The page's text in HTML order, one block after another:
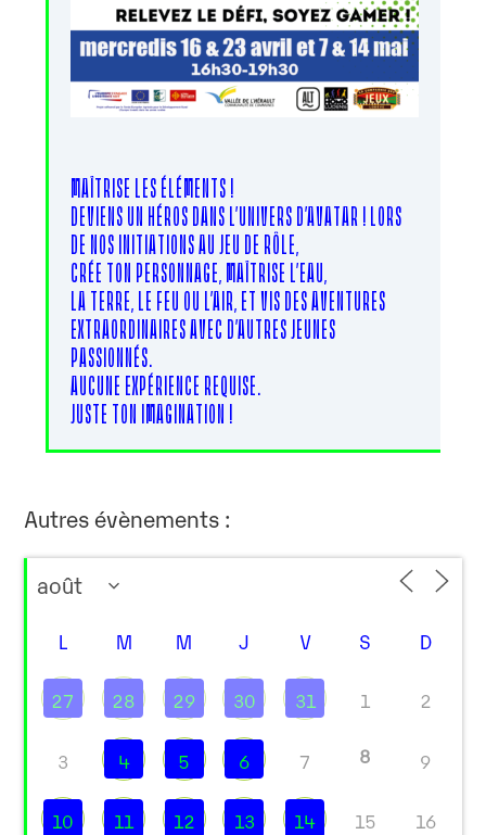
MAÎTRISE LES ÉLÉMENTS !
DEVIENS UN HÉROS DANS L’UNIVERS D’AVATAR ! LORS
DE NOS INITIATIONS AU JEU DE RÔLE,
CRÉE TON PERSONNAGE, MAÎTRISE L’EAU,
LA TERRE, LE FEU OU L’AIR, ET VIS DES AVENTURES
EXTRAORDINAIRES AVEC D’AUTRES JEUNES
PASSIONNÉS.
AUCUNE EXPÉRIENCE REQUISE.
JUSTE TON IMAGINATION !
Autres évènements :
L M M J V S D
27 28 29 30 31 1 2
3 4 5 6 7 8 9
10 11 12 13 14 15 16